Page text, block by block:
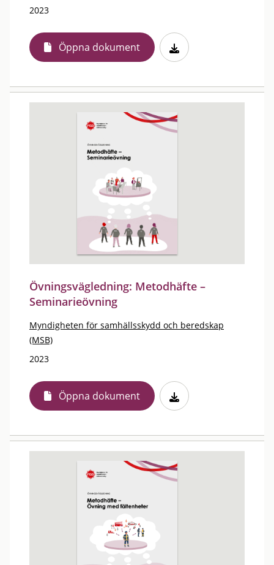
2023
Öppna dokument
Övningsvägledning: Metodhäfte –
Seminarieövning
Myndigheten för samhällsskydd och beredskap
(MSB)
2023
Öppna dokument